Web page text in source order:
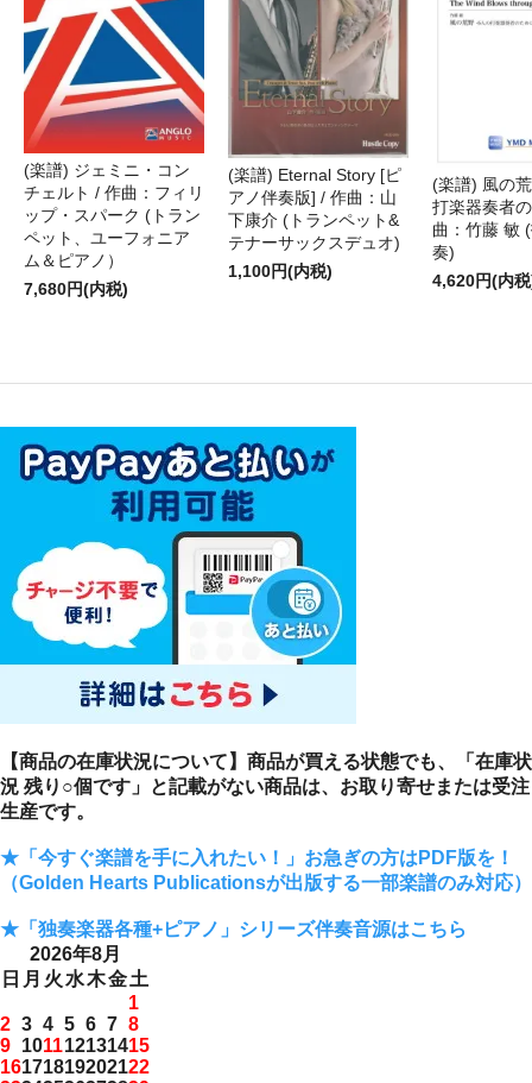
(楽譜) ジェミニ・コン
チェルト / 作曲：フィリ
ップ・スパーク (トラン
ペット、ユーフォニア
ム＆ピアノ）
7,680円(内税)
(楽譜) Eternal Story [ピ
アノ伴奏版] / 作曲：山
下康介 (トランペット&
テナーサックスデュオ)
1,100円(内税)
(楽譜) 風の
打楽器奏者
曲：竹藤 敏
奏)
4,620円(内
【商品の在庫状況について】商品が買える状態でも、「在庫状
況 残り○個です」と記載がない商品は、お取り寄せまたは受注
生産です。
★「今すぐ楽譜を手に入れたい！」お急ぎの方はPDF版を！
（Golden Hearts Publicationsが出版する一部楽譜のみ対応）
★「独奏楽器各種+ピアノ」シリーズ伴奏音源はこちら
2026年8月
日 月 火 水木金土
1
2 3 4 5 6 7 8
9 101112131415
16171819202122